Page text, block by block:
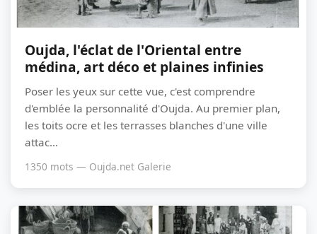
Oujda, l'éclat de l'Oriental entre
médina, art déco et plaines infinies
Poser les yeux sur cette vue, c'est comprendre
d'emblée la personnalité d'Oujda. Au premier plan,
les toits ocre et les terrasses blanches d'une ville
attac...
1350 mots — Oujda.net Galerie